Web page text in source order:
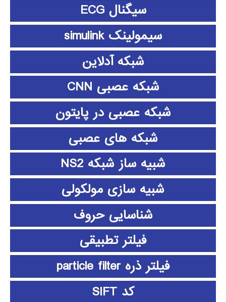
سیگنال ECG
سیمولینک simulink
شبکه آدلاین
شبکه عصبی CNN
شبکه عصبی در پایتون
شبکه های عصبی
شبیه ساز شبکه NS2
شبیه سازی مولکولی
شناسایی حروف
فیلتر تطبیقی
فیلتر ذره particle filter
کد SIFT